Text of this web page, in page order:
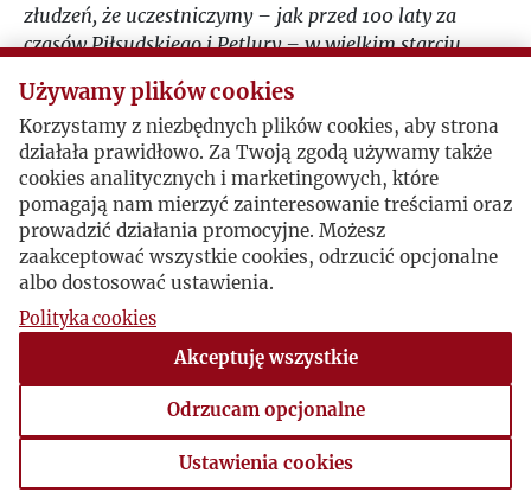
złudzeń, że uczestniczymy – jak przed 100 laty za
czasów Piłsudskiego i Petlury – w wielkim starciu
Dzisiaj to Pan i Pana małżonka możecie powiedzieć
Francuzom, Niemcom i wielu innym dziedzicom
rzymskich tradycji za Markiem Aureliuszem:
„Najlepszą zemstą jest nie być jak wróg. Pierwszą
zasadą jest zachowanie niezmąconego ducha. Drugą
jest patrzenie rzeczom prosto w twarz i poznawanie
ich takimi, jakimi są”.
„Rzeczpospolitej” im. Jerzego Gideroycia będzie
znakiem naszego wschodnioeuropejskiego sojuszu
Ukrainy i Polski!
Sława Ukrainie! Herojam sława!
Oryginalny tekst laudacji można pobraćTUTAJ.
Dziękujemy Autorowi za zgodę na udostępnianie.
Używamy plików cookies
Korzystamy z niezbędnych plików cookies, aby strona
działała prawidłowo. Za Twoją zgodą używamy także
cookies analitycznych i marketingowych, które
pomagają nam mierzyć zainteresowanie treściami oraz
prowadzić działania promocyjne. Możesz
zaakceptować wszystkie cookies, odrzucić opcjonalne
albo dostosować ustawienia.
Polityka cookies
Akceptuję wszystkie
Odrzucam opcjonalne
Ustawienia cookies